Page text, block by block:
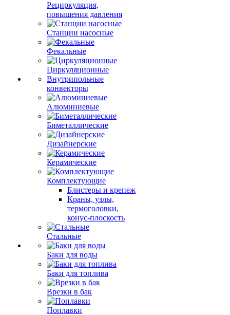
Рециркуляция,
повышения давления
Станции насосные
Фекальные
Циркуляционные
Внутрипольные
конвекторы
Алюминиевые
Биметаллические
Дизайнерские
Керамические
Комплектующие
Блистеры и крепеж
Краны, узлы,
термоголовки,
конус-плоскость
Стальные
Баки для воды
Баки для топлива
Врезки в бак
Поплавки